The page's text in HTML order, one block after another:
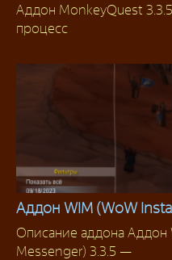
Аддоны 3.3.5
Аддон MonkeyQuest
процесс
Аддоны для чата
Аддон WIM (WoW
Описание аддона Аддон
Messenger) 3.3.5 —